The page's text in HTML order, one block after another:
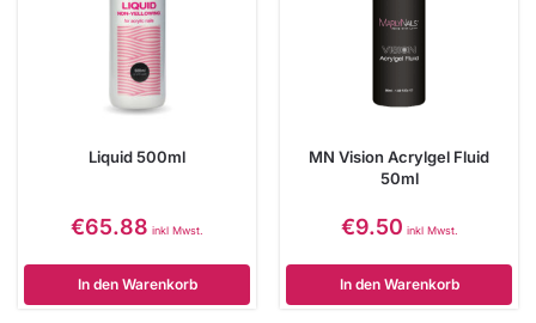
Liquid 500ml
€65.88 inkl Mwst.
In den Warenkorb
MN Vision Acrylgel Fluid
50ml
€9.50 inkl Mwst.
In den Warenkorb